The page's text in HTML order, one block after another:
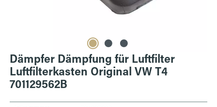
Dämpfer Dämpfung für Luftfilter
Luftfilterkasten Original VW T4
701129562B